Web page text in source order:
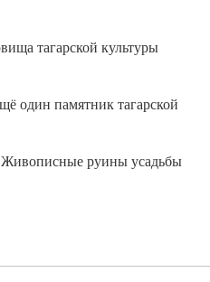
тагарской культуры
один памятник тагарской
руины усадьбы